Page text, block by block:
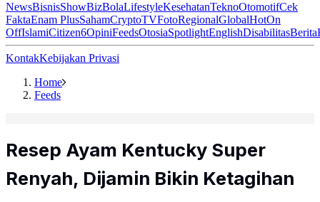
NewsBisnisShowBizBolaLifestyleKesehatanTeknoOtomotifCek
FaktaEnam PlusSahamCryptoTVFotoRegionalGlobalHotOn
OffIslamiCitizen6OpiniFeedsOtosiaSpotlightEnglishDisabilitasBerita
KontakKebijakan Privasi
Home
Feeds
Resep Ayam Kentucky Super
Renyah, Dijamin Bikin Ketagihan